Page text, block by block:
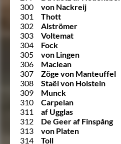
300
von Nackreij
301
Thott
302
Alströmer
303
Voltemat
304
Fock
305
von Lingen
306
Maclean
307
Zöge von Manteuffel
308
Staël von Holstein
309
Munck
310
Carpelan
311
af Ugglas
312
De Geer af Finspång
313
von Platen
314
Toll